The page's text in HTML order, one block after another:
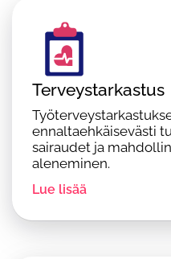
Terveystarkastus
ennaltaehkäisevästi
sairaudet ja
aleneminen.
Lue lisää